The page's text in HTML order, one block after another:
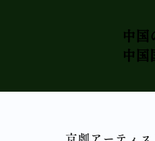
中国
中国